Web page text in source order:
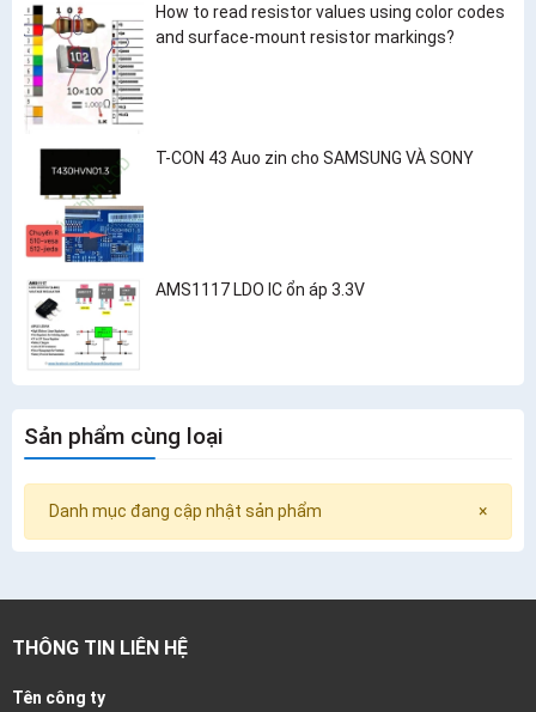
How to read resistor values using color codes
and surface-mount resistor markings?
T-CON 43 Auo zin cho SAMSUNG VÀ SONY
AMS1117 LDO IC ổn áp 3.3V
Sản phẩm cùng loại
×
Danh mục đang cập nhật sản phẩm
THÔNG TIN LIÊN HỆ
Tên công ty